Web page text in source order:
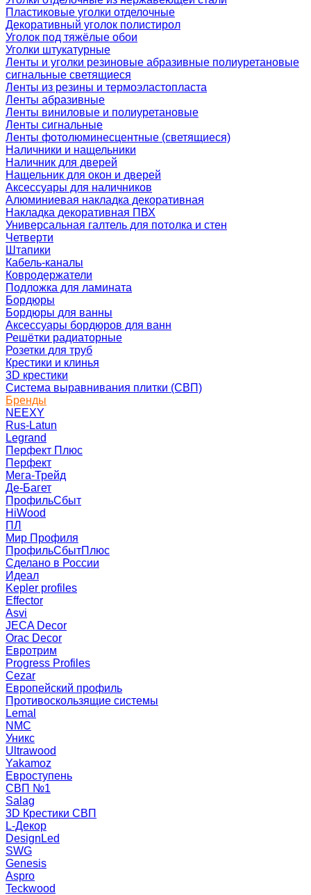
Пластиковые уголки отделочные
Декоративный уголок полистирол
Уголок под тяжёлые обои
Уголки штукатурные
Ленты и уголки резиновые абразивные полиуретановые
сигнальные светящиеся
Ленты из резины и термоэластопласта
Ленты абразивные
Ленты виниловые и полиуретановые
Ленты сигнальные
Ленты фотолюминесцентные (светящиеся)
Наличники и нащельники
Наличник для дверей
Нащельник для окон и дверей
Аксессуары для наличников
Алюминиевая накладка декоративная
Накладка декоративная ПВХ
Универсальная галтель для потолка и стен
Четверти
Штапики
Кабель-каналы
Ковродержатели
Подложка для ламината
Бордюры
Бордюры для ванны
Аксессуары бордюров для ванн
Решётки радиаторные
Розетки для труб
Крестики и клинья
3D крестики
Система выравнивания плитки (СВП)
Бренды
NEEXY
Rus-Latun
Legrand
Перфект Плюс
Перфект
Мега-Трейд
Де-Багет
ПрофильСбыт
HiWood
ПЛ
Мир Профиля
ПрофильСбытПлюс
Сделано в России
Идеал
Kepler profiles
Effector
Asvi
JECA Decor
Orac Decor
Евротрим
Progress Profiles
Cezar
Европейский профиль
Противоскользящие системы
Lemal
NMC
Уникс
Ultrawood
Yakamoz
Евроступень
СВП №1
Salag
3D Крестики СВП
L-Декор
DesignLed
SWG
Genesis
Aspro
Teckwood